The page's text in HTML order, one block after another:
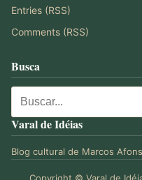
Entries (RSS)
Comments (RSS)
Busca
Varal de Idéias
Blog cultural de Marcos
Copyright © Varal de